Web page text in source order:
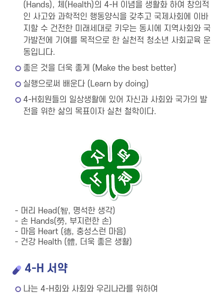
(Hands), 체(Health)의 4-H 이념을 생활화 하여 창의적
인 사고와 과학적인 행동양식을 갖추고 국제사회에 이바
지할 수 건전한 미래세대로 키우는 동시에 지역사회와 국
가발전에 기여를 목적으로 한 실천적 청소년 사회교육 운
동입니다.
좋은 것을 더욱 좋게 (Make the best better)
실행으로써 배운다 (Learn by doing)
4-H회원들의 일상생활에 있어 자신과 사회와 국가의 발
전을 위한 삶의 목표이자 실천 철학이다.
- 머리 Head(智, 명석한 생각)
- 손 Hands(勞, 부지런한 손)
- 마음 Heart (德, 충성스런 마음)
- 건강 Health (體, 더욱 좋은 생활)
4-H 서약
나는 4-H회와 사회와 우리나라를 위하여